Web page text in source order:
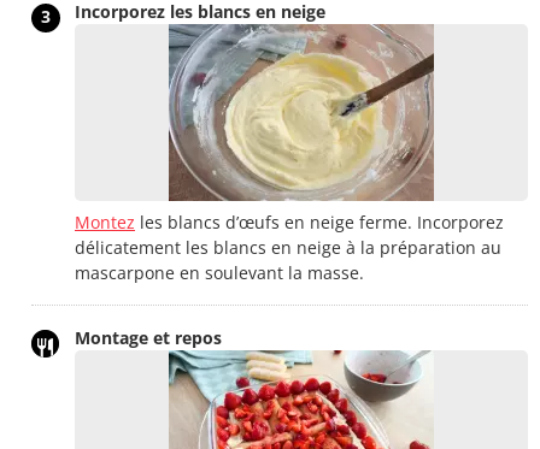
3 Incorporez les blancs en neige
Montez les blancs d’œufs en neige ferme. Incorporez
délicatement les blancs en neige à la préparation au
mascarpone en soulevant la masse.
Montage et repos